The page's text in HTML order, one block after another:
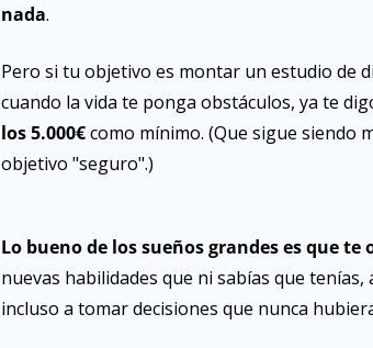
nada.
Pero si tu objetivo es montar un estudio de
cuando la vida te ponga obstáculos, ya te
los 5.000€ como mínimo. (Que sigue siendo
objetivo "seguro".)
Lo bueno de los sueños grandes es que te
nuevas habilidades que ni sabías que
incluso a tomar decisiones que nunca